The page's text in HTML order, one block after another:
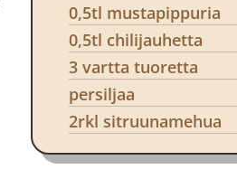
0,5tl mustapippuria
0,5tl chilijauhetta
3 vartta tuoretta
persiljaa
2rkl sitruunamehua